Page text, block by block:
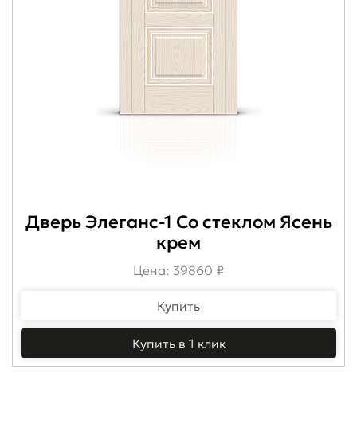
Дверь Элеганс-1 Со стеклом Ясень
крем
Цена: 39860 ₽
Купить
Купить в 1 клик